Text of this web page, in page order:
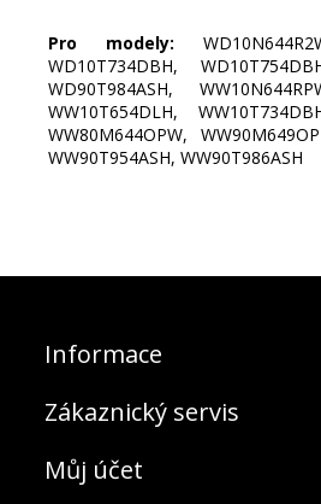
Pro modely:
WD10T734DBH,
WD90T984ASH,
WW10T654DLH,
WW80M644OPW,
WW90T954ASH, WW90T986ASH
Informace
Zákaznický servis
Můj účet